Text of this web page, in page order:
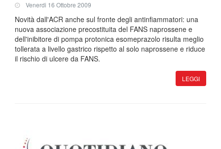
Venerdi 16 Ottobre 2009
Novità dall'ACR anche sul fronte degli antinfiammatori: una
nuova associazione precostituita del FANS naprossene e
dell'inibitore di pompa protonica esomeprazolo risulta meglio
tollerata a livello gastrico rispetto al solo naprossene e riduce
il rischio di ulcere da FANS.
LEGGI